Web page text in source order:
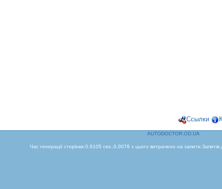
Ссылки
AUTODOCTOR.OD.UA
Час генерації сторінки:0.6105 сек.,0.0078 з цього витрачено на